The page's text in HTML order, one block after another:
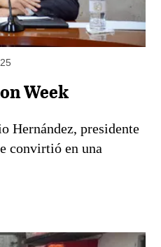
Week
Hernández, presidente
convirtió en una